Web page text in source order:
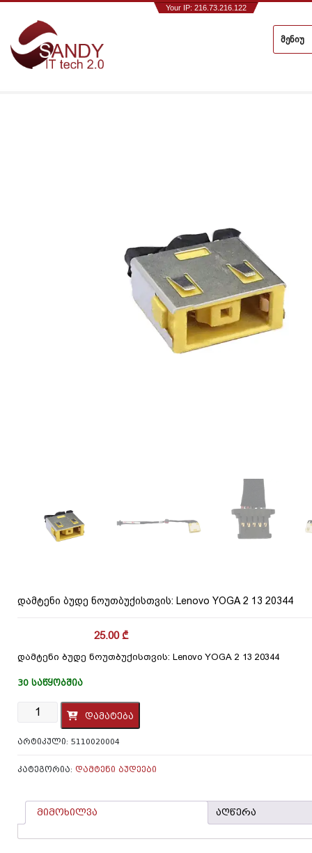
Your IP: 216.73.216.122
მენიუ
დამტენი ბუდე ნოუთბუქისთვის: Lenovo YOGA 2 13 20344
25.00₾
დამტენი ბუდე ნოუთბუქისთვის: Lenovo YOGA 2 13 20344
30 ᲡᲐᲬᲧᲝᲑᲨᲘᲐ
რაოდენობა:
დამტენი
ნოუთბუქისთვის:
YOGA
20344
დამატება
ᲐᲠᲢᲘᲙᲣᲚᲘ: 5110020004
ᲙᲐᲢᲔᲒᲝᲠᲘᲐ: ᲓᲐᲛᲢᲔᲜᲘ ᲑᲣᲓᲔᲔᲑᲘ
მიმოხილვა აღწერა